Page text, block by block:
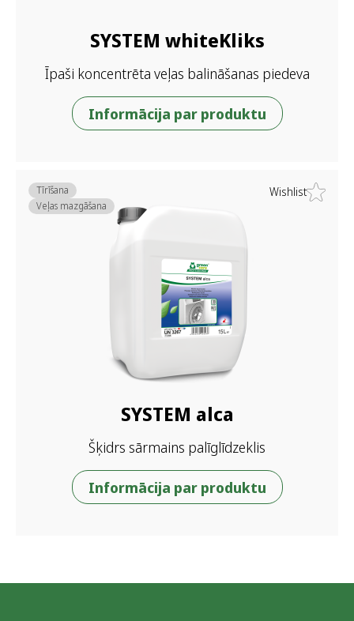
SYSTEM whiteKliks
Īpaši koncentrēta veļas balināšanas piedeva
Informācija par produktu
Wishlist
SYSTEM alca
Šķidrs sārmains palīglīdzeklis
Tīrīšana
Veļas mazgāšana
Informācija par produktu